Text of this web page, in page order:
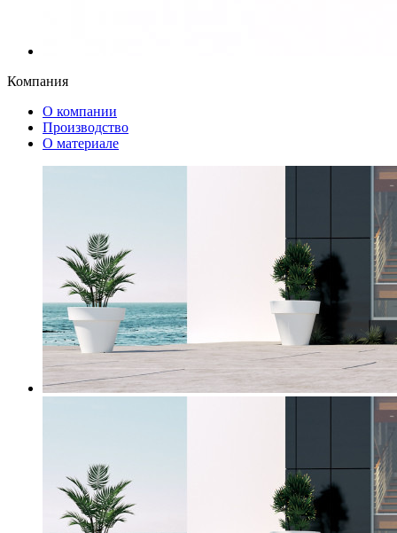
Компания
О компании
Производство
О материале